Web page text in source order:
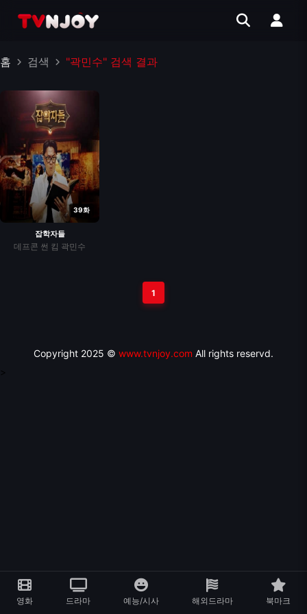
홈 검색 "곽민수" 검색 결과
39화
잡학자들
데프콘 썬 킴 곽민수
1
Copyright 2025 © www.tvnjoy.com All rights reservd.
영화 드라마 예능/시사 해외드라마 북마크
>